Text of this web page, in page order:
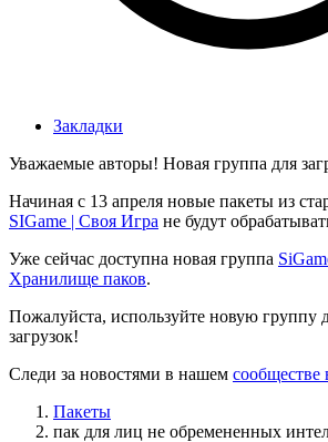
Закладки
Уважаемые авторы! Новая группа для
Начиная с 13 апреля новые пакеты из
SIGame | Своя Игра не будут
Уже сейчас доступна новая группа
Хранилище паков.
Пожалуйста, используйте новую группу
загрузок!
Следи за новостями в нашем сообществе
Пакеты
пак для лиц не обремененных